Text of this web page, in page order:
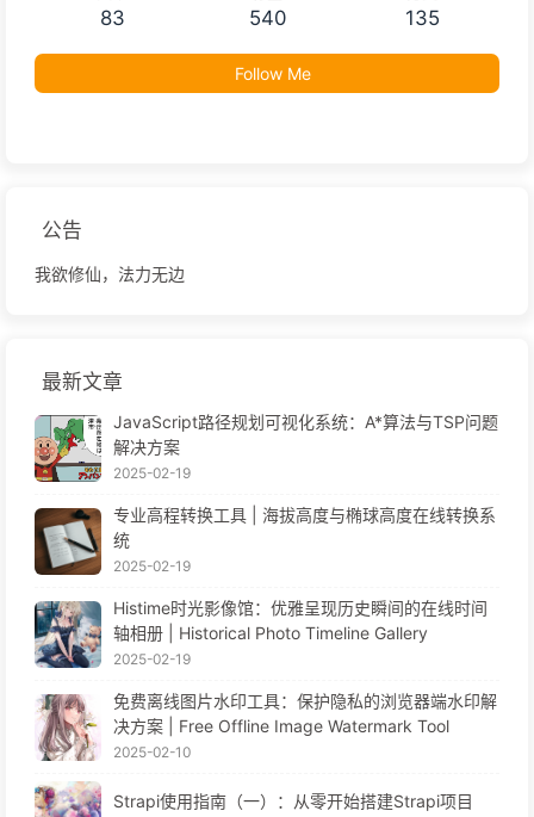
83 540 135
Follow Me
公告
我欲修仙，法力无边
最新文章
JavaScript路径规划可视化系统：A*算法与TSP问题
解决方案
2025-02-19
专业高程转换工具 | 海拔高度与椭球高度在线转换系
统
2025-02-19
Histime时光影像馆：优雅呈现历史瞬间的在线时间
轴相册 | Historical Photo Timeline Gallery
2025-02-19
免费离线图片水印工具：保护隐私的浏览器端水印解
决方案 | Free Offline Image Watermark Tool
2025-02-10
Strapi使用指南（一）：从零开始搭建Strapi项目